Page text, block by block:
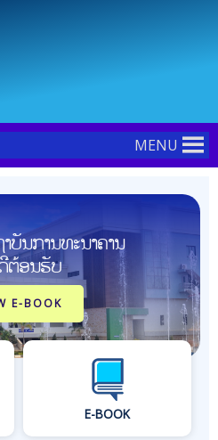
MENU
ບັນການທະນາຄານ
ຕ້ອນຮັບ
E-BOOK
E-BOOK